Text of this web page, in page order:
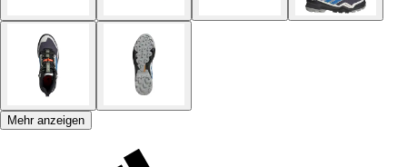
Mehr anzeigen